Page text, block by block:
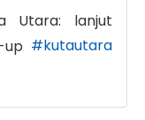
Utara: lanjut
#kutautara